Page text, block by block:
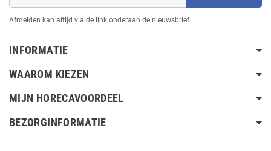
Afmelden kan altijd via de link onderaan de nieuwsbrief.
INFORMATIE
WAAROM KIEZEN
MIJN HORECAVOORDEEL
BEZORGINFORMATIE